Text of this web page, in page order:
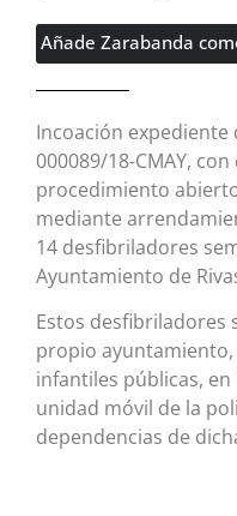
Añade Zarabanda
Incoación expediente
000089/18-CMAY,
procedimiento
mediante
14 desfibriladores
Ayuntamiento de
Estos desfibriladores
propio ayuntamiento,
infantiles públicas,
unidad móvil de la
dependencias de